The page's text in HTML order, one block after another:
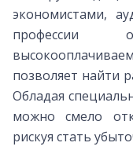
экономистами,
профессии
позволяет найти
Обладая
можно смело
рискуя стать